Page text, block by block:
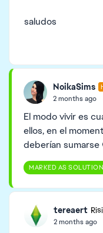
saludos
NoikaSims
2 months ago
El modo vivir es
ellos, en el
deberían sumarse
MARKED AS SOLUTION
tereaert
2 months ago